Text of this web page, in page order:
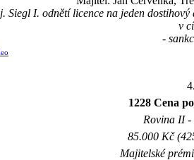
Siegl I. odnětí licence na jeden
v
-
1228 Cena
Rovina II -
85.000 Kč
Majitelské